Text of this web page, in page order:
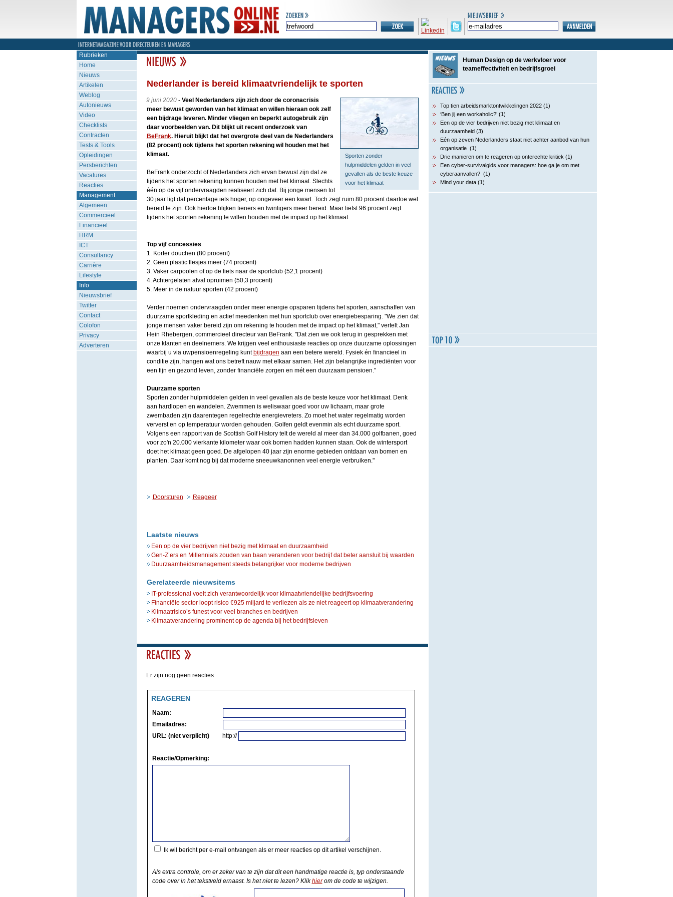
Rubrieken
Home
Nieuws
Artikelen
Weblog
Autonieuws
Video
Checklists
Contracten
Tests & Tools
Opleidingen
Persberichten
Vacatures
Reacties
Management
Algemeen
Commercieel
Financieel
HRM
ICT
Consultancy
Carrière
Lifestyle
Info
Nieuwsbrief
Twitter
Contact
Colofon
Privacy
Adverteren
Nederlander is bereid klimaatvriendelijk te sporten
Sporten zonder
hulpmiddelen gelden in veel
gevallen als de beste keuze
voor het klimaat
9 juni 2020- Veel Nederlanders zijn zich door de coronacrisis
meer bewust geworden van het klimaat en willen hieraan ook zelf
een bijdrage leveren. Minder vliegen en beperkt autogebruik zijn
daar voorbeelden van. Dit blijkt uit recent onderzoek van
BeFrank. Hieruit blijkt dat het overgrote deel van de Nederlanders
(82 procent) ook tijdens het sporten rekening wil houden met het
klimaat.
BeFrank onderzocht of Nederlanders zich ervan bewust zijn dat ze
tijdens het sporten rekening kunnen houden met het klimaat. Slechts
één op de vijf ondervraagden realiseert zich dat. Bij jonge mensen tot
30 jaar ligt dat percentage iets hoger, op ongeveer een kwart. Toch zegt ruim 80 procent daartoe wel
bereid te zijn. Ook hiertoe blijken tieners en twintigers meer bereid. Maar liefst 96 procent zegt
tijdens het sporten rekening te willen houden met de impact op het klimaat.
Top vijf concessies
1. Korter douchen (80 procent)
2. Geen plastic flesjes meer (74 procent)
3. Vaker carpoolen of op de fiets naar de sportclub (52,1 procent)
4. Achtergelaten afval opruimen (50,3 procent)
5. Meer in de natuur sporten (42 procent)
Verder noemen ondervraagden onder meer energie opsparen tijdens het sporten, aanschaffen van
duurzame sportkleding en actief meedenken met hun sportclub over energiebesparing. "We zien dat
jonge mensen vaker bereid zijn om rekening te houden met de impact op het klimaat," vertelt Jan
Hein Rhebergen, commercieel directeur van BeFrank. "Dat zien we ook terug in gesprekken met
onze klanten en deelnemers. We krijgen veel enthousiaste reacties op onze duurzame oplossingen
waarbij u via uwpensioenregeling kunt bijdragen aan een betere wereld. Fysiek én financieel in
conditie zijn, hangen wat ons betreft nauw met elkaar samen. Het zijn belangrijke ingrediënten voor
een fijn en gezond leven, zonder financiële zorgen en mét een duurzaam pensioen."
Duurzame sporten
Sporten zonder hulpmiddelen gelden in veel gevallen als de beste keuze voor het klimaat. Denk
aan hardlopen en wandelen. Zwemmen is weliswaar goed voor uw lichaam, maar grote
zwembaden zijn daarentegen regelrechte energievreters. Zo moet het water regelmatig worden
ververst en op temperatuur worden gehouden. Golfen geldt evenmin als echt duurzame sport.
Volgens een rapport van de Scottish Golf History telt de wereld al meer dan 34.000 golfbanen, goed
voor zo'n 20.000 vierkante kilometer waar ook bomen hadden kunnen staan. Ook de wintersport
doet het klimaat geen goed. De afgelopen 40 jaar zijn enorme gebieden ontdaan van bomen en
planten. Daar komt nog bij dat moderne sneeuwkanonnen veel energie verbruiken."
Doorsturen Reageer
Laatste nieuws
Een op de vier bedrijven niet bezig met klimaat en duurzaamheid
Gen-Z’ers en Millennials zouden van baan veranderen voor bedrijf dat beter aansluit bij waarden
Duurzaamheidsmanagement steeds belangrijker voor moderne bedrijven
Gerelateerde nieuwsitems
IT-professional voelt zich verantwoordelijk voor klimaatvriendelijke bedrijfsvoering
Financiële sector loopt risico €925 miljard te verliezen als ze niet reageert op klimaatverandering
Klimaatrisico’s funest voor veel branches en bedrijven
Klimaatverandering prominent op de agenda bij het bedrijfsleven
Er zijn nog geen reacties.
REAGEREN
Naam:
Emailadres:
URL: (niet verplicht)
http://
Reactie/Opmerking:
Ik wil bericht per e-mail ontvangen als er meer reacties op dit artikel verschijnen.
Als extra controle, om er zeker van te zijn dat dit een handmatige reactie is, typ onderstaande
code over in het tekstveld ernaast. Is het niet te lezen? Klikhierom de code te wijzigen.
Human Design op de werkvloer voor
teameffectiviteit en bedrijfsgroei
Top tien arbeidsmarktontwikkelingen 2022 (1)
‘Ben jij een workaholic?’ (1)
Een op de vier bedrijven niet bezig met klimaat en
duurzaamheid (3)
Eén op zeven Nederlanders staat niet achter aanbod van hun
organisatie (1)
Drie manieren om te reageren op onterechte kritiek (1)
Een cyber-survivalgids voor managers: hoe ga je om met
cyberaanvallen? (1)
Mind your data (1)